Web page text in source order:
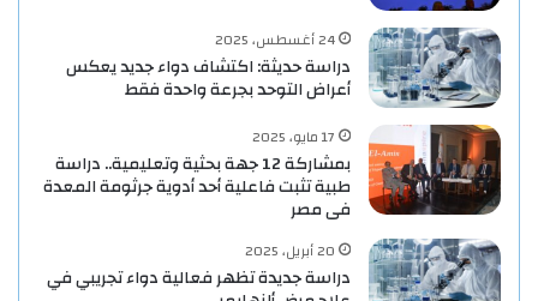
24 أغسطس، 2025
دراسة حديثة: اكتشاف دواء جديد يعكس
أعراض التوحد بجرعة واحدة فقط
17 مايو، 2025
بمشاركة 12 جهة بحثية وتعليمية.. دراسة
طبية تثبت فاعلية أحد أدوية جرثومة المعدة
فى مصر
20 أبريل، 2025
دراسة جديدة تظهر فعالية دواء تجريبي في